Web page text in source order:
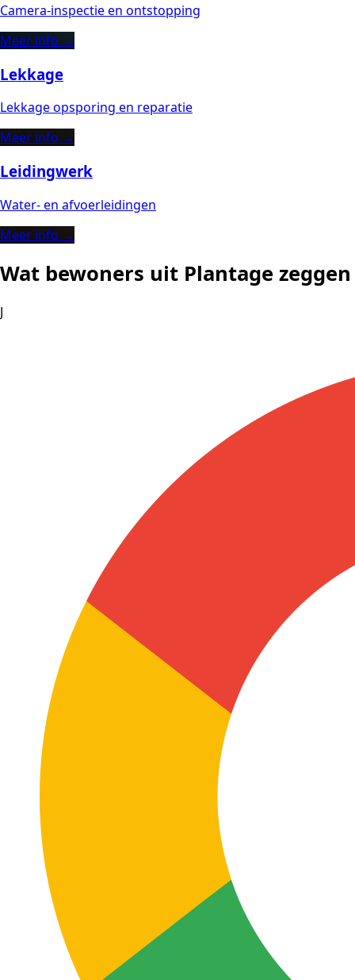
Camera-inspectie en ontstopping
Meer info →
Lekkage
Lekkage opsporing en reparatie
Meer info →
Leidingwerk
Water- en afvoerleidingen
Meer info →
Wat bewoners uit Plantage zeggen
J